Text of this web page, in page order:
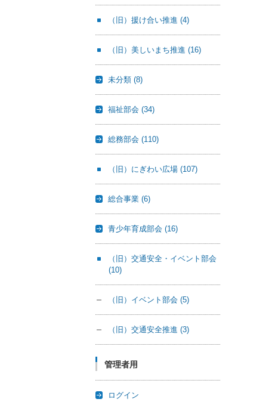
（旧）援け合い推進(4)
（旧）美しいまち推進(16)
未分類(8)
福祉部会(34)
総務部会(110)
（旧）にぎわい広場(107)
総合事業(6)
青少年育成部会(16)
（旧）交通安全・イベント部会
(10)
（旧）イベント部会(5)
（旧）交通安全推進(3)
管理者用
ログイン